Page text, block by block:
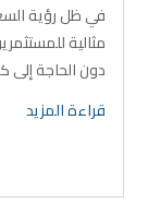
مثالية
دون الحاجة إلى
من فريق ثمار
قراءة المزيد